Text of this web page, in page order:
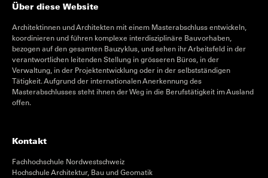
Über diese Website
Architektinnen und Architekten mit einem Masterabschluss entwickeln,
koordinieren und führen komplexe interdisziplinäre Bauvorhaben,
bezogen auf den gesamten Bauzyklus, und sehen ihr Arbeitsfeld in der
verantwortlichen leitenden Stellung in grösseren Büros, in der
Verwaltung, in der Projektentwicklung oder in der selbstständigen
Tätigkeit. Aufgrund der internationalen Anerkennung des
Masterabschlusses steht ihnen der Weg in die Berufstätigkeit im Ausland
offen.
Kontakt
Fachhochschule Nordwestschweiz
Hochschule Architektur, Bau und Geomatik